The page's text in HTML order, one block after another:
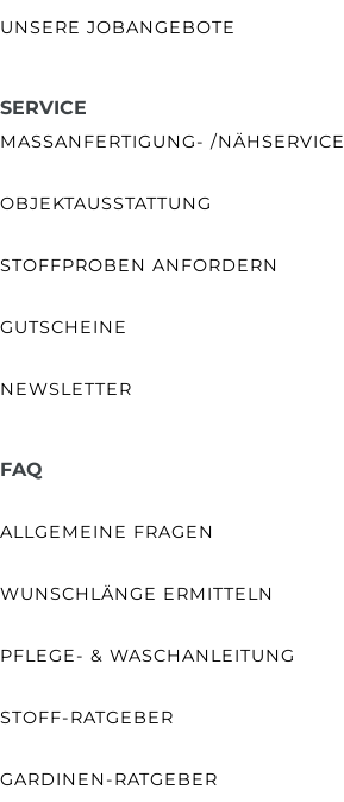
UNSERE JOBANGEBOTE
SERVICE
MASSANFERTIGUNG- /NÄHSERVICE
OBJEKTAUSSTATTUNG
STOFFPROBEN ANFORDERN
GUTSCHEINE
NEWSLETTER
FAQ
ALLGEMEINE FRAGEN
WUNSCHLÄNGE ERMITTELN
PFLEGE- & WASCHANLEITUNG
STOFF-RATGEBER
GARDINEN-RATGEBER